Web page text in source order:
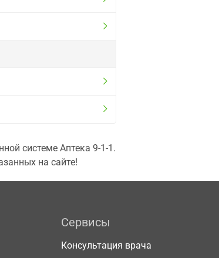
системе Аптека 9-1-1.
на сайте!
Сервисы
Консультация врача